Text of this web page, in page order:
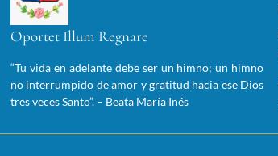
Oportet Illum Regnare
“Tu vida en adelante debe ser un himno; un himno
no interrumpido de amor y gratitud hacia ese Dios
tres veces Santo”. – Beata María Inés